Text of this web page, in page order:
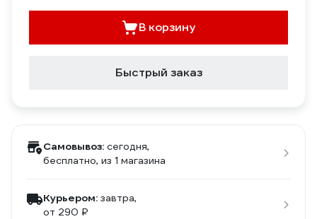
В корзину
Быстрый заказ
Самовывоз: сегодня,
бесплатно, из 1 магазина
Курьером: завтра,
от 290 ₽